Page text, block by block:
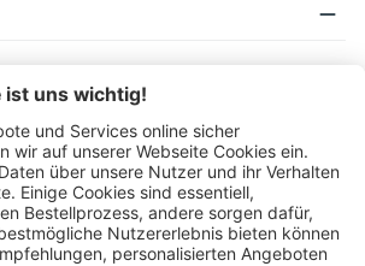
Folgen Sie uns auch auf